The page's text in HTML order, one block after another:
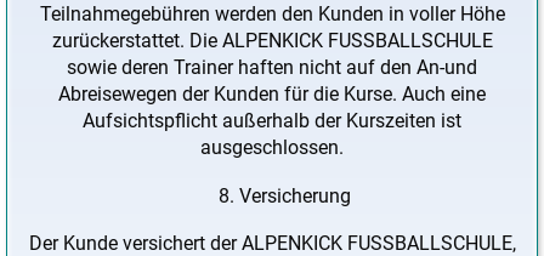
Teilnahmegebühren werden den Kunden in voller Höhe
zurückerstattet. Die ALPENKICK FUSSBALLSCHULE
sowie deren Trainer haften nicht auf den An-und
Abreisewegen der Kunden für die Kurse. Auch eine
Aufsichtspflicht außerhalb der Kurszeiten ist
ausgeschlossen.
Versicherung
Der Kunde versichert der ALPENKICK FUSSBALLSCHULE,